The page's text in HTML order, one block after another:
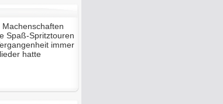
Spaß-Spritztouren
immer
hatte